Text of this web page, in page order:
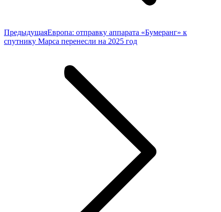
ПредыдущаяПредыдущая
запись:
Европа: отправку аппарата «Бумеранг» к
спутнику Марса перенесли на 2025 год